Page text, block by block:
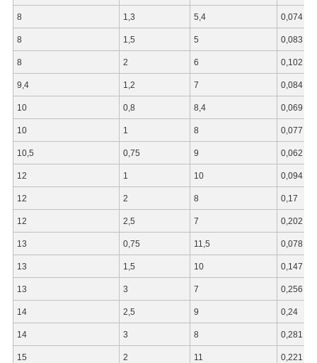
8 1,3 5,4 0,074
8 1,5 5 0,083
8 2 6 0,102
9,4 1,2 7 0,084
10 0,8 8,4 0,069
10 1 8 0,077
10,5 0,75 9 0,062
12 1 10 0,094
12 2 8 0,17
12 2,5 7 0,202
13 0,75 11,5 0,078
13 1,5 10 0,147
13 3 7 0,256
14 2,5 9 0,24
14 3 8 0,281
15 2 11 0,221